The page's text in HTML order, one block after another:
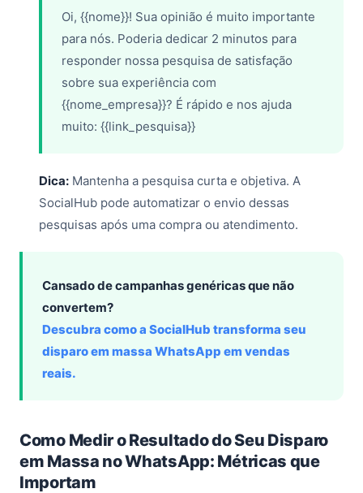
Oi, {{nome}}! Sua opinião é muito importante
para nós. Poderia dedicar 2 minutos para
responder nossa pesquisa de satisfação
sobre sua experiência com
{{nome_empresa}}? É rápido e nos ajuda
muito: {{link_pesquisa}}
Dica: Mantenha a pesquisa curta e objetiva. A
SocialHub pode automatizar o envio dessas
pesquisas após uma compra ou atendimento.
Cansado de campanhas genéricas que não
convertem?
Descubra como a SocialHub transforma seu
disparo em massa WhatsApp em vendas
reais.
Como Medir o Resultado do Seu Disparo
em Massa no WhatsApp: Métricas que
Importam